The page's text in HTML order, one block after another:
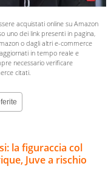
acquistati online su Amazon
uno dei link presenti in pagina,
o dagli altri e-commerce
in tempo reale e
necessario verificare
citati.
la figuraccia col
Juve a rischio